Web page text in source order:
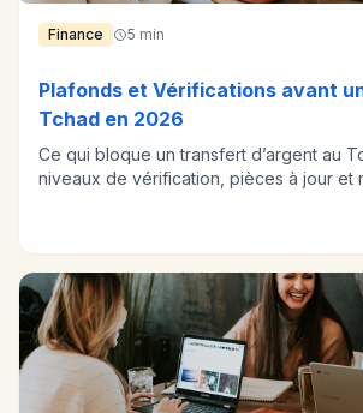
Finance 5 min
Plafonds et Vérifications avant
Tchad en 2026
Ce qui bloque un transfert d’argent au
niveaux de vérification, pièces à jour et